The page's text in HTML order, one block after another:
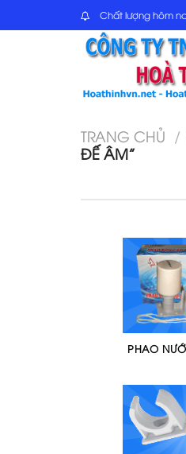
to
Chất lượng hôm
TRANG CHỦ /
ĐẾ ÂM”
PHAO